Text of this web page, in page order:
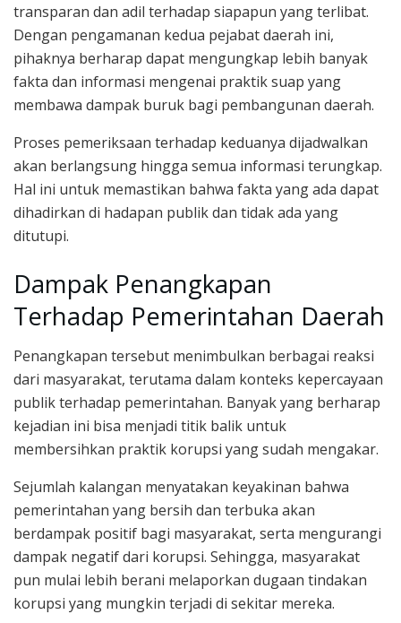
transparan dan adil terhadap siapapun yang terlibat.
Dengan pengamanan kedua pejabat daerah ini,
pihaknya berharap dapat mengungkap lebih banyak
fakta dan informasi mengenai praktik suap yang
membawa dampak buruk bagi pembangunan daerah.
Proses pemeriksaan terhadap keduanya dijadwalkan
akan berlangsung hingga semua informasi terungkap.
Hal ini untuk memastikan bahwa fakta yang ada dapat
dihadirkan di hadapan publik dan tidak ada yang
ditutupi.
Dampak Penangkapan
Terhadap Pemerintahan Daerah
Penangkapan tersebut menimbulkan berbagai reaksi
dari masyarakat, terutama dalam konteks kepercayaan
publik terhadap pemerintahan. Banyak yang berharap
kejadian ini bisa menjadi titik balik untuk
membersihkan praktik korupsi yang sudah mengakar.
Sejumlah kalangan menyatakan keyakinan bahwa
pemerintahan yang bersih dan terbuka akan
berdampak positif bagi masyarakat, serta mengurangi
dampak negatif dari korupsi. Sehingga, masyarakat
pun mulai lebih berani melaporkan dugaan tindakan
korupsi yang mungkin terjadi di sekitar mereka.